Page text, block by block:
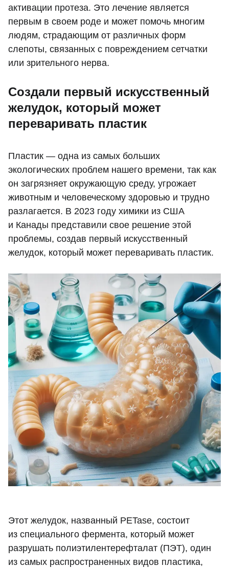
активации протеза. Это лечение является
первым в своем роде и может помочь многим
людям, страдающим от различных форм
слепоты, связанных с повреждением сетчатки
или зрительного нерва.
Создали первый искусственный
желудок, который может
переваривать пластик
Пластик — одна из самых больших
экологических проблем нашего времени, так как
он загрязняет окружающую среду, угрожает
животным и человеческому здоровью и трудно
разлагается. В 2023 году химики из США
и Канады представили свое решение этой
проблемы, создав первый искусственный
желудок, который может переваривать пластик.
Этот желудок, названный PETase, состоит
из специального фермента, который может
разрушать полиэтилентерефталат (ПЭТ), один
из самых распространенных видов пластика,